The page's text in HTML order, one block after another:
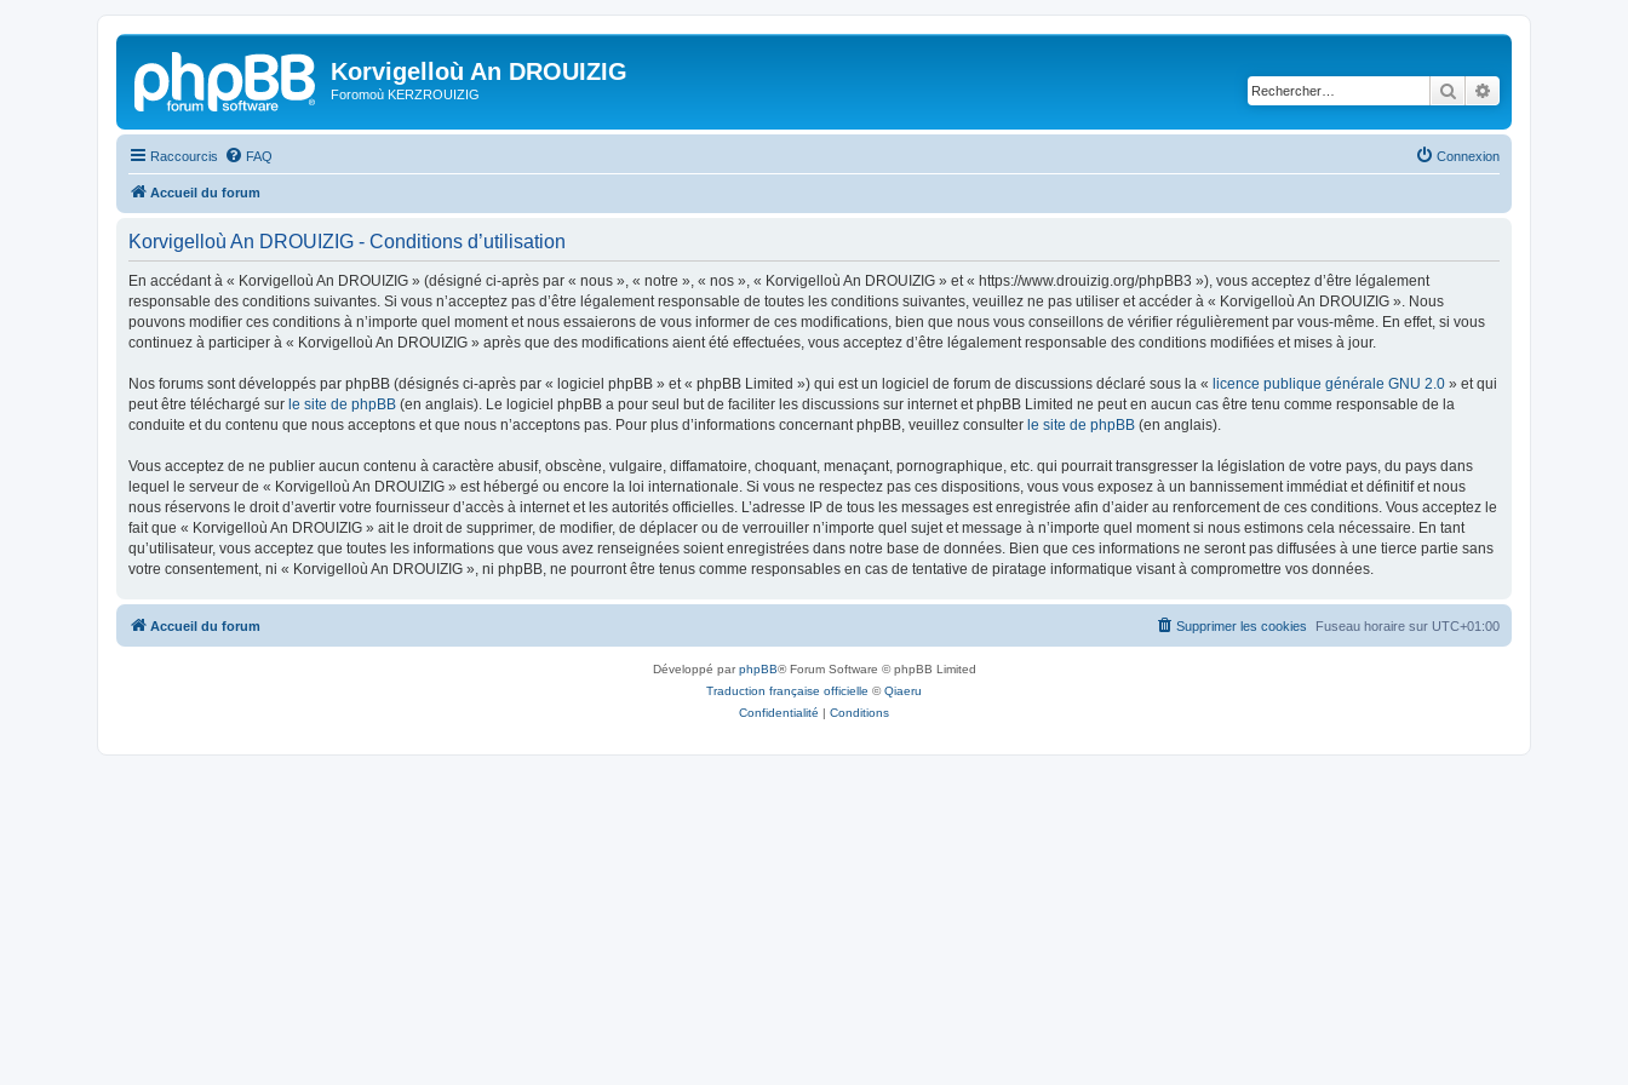
Korvigelloù An DROUIZIG
Foromoù KERZROUIZIG Rechercher
Raccourcis FAQ Connexion
Accueil du forum
Korvigelloù An DROUIZIG - Conditions d’utilisation
En accédant à « Korvigelloù An DROUIZIG » (désigné ci-après par « nous », « notre », « nos », « Korvigelloù An DROUIZIG » et « https://www.drouizig.org/phpBB3 »), vous acceptez d’être légalement
responsable des conditions suivantes. Si vous n’acceptez pas d’être légalement responsable de toutes les conditions suivantes, veuillez ne pas utiliser et accéder à « Korvigelloù An DROUIZIG ». Nous
pouvons modifier ces conditions à n’importe quel moment et nous essaierons de vous informer de ces modifications, bien que nous vous conseillons de vérifier régulièrement par vous-même. En effet, si vous
continuez à participer à « Korvigelloù An DROUIZIG » après que des modifications aient été effectuées, vous acceptez d’être légalement responsable des conditions modifiées et mises à jour.
Nos forums sont développés par phpBB (désignés ci-après par « logiciel phpBB » et « phpBB Limited ») qui est un logiciel de forum de discussions déclaré sous la « licence publique générale GNU 2.0 » et qui
peut être téléchargé sur le site de phpBB (en anglais). Le logiciel phpBB a pour seul but de faciliter les discussions sur internet et phpBB Limited ne peut en aucun cas être tenu comme responsable de la
conduite et du contenu que nous acceptons et que nous n’acceptons pas. Pour plus d’informations concernant phpBB, veuillez consulter le site de phpBB (en anglais).
Vous acceptez de ne publier aucun contenu à caractère abusif, obscène, vulgaire, diffamatoire, choquant, menaçant, pornographique, etc. qui pourrait transgresser la législation de votre pays, du pays dans
lequel le serveur de « Korvigelloù An DROUIZIG » est hébergé ou encore la loi internationale. Si vous ne respectez pas ces dispositions, vous vous exposez à un bannissement immédiat et définitif et nous
nous réservons le droit d’avertir votre fournisseur d’accès à internet et les autorités officielles. L’adresse IP de tous les messages est enregistrée afin d’aider au renforcement de ces conditions. Vous acceptez le
fait que « Korvigelloù An DROUIZIG » ait le droit de supprimer, de modifier, de déplacer ou de verrouiller n’importe quel sujet et message à n’importe quel moment si nous estimons cela nécessaire. En tant
qu’utilisateur, vous acceptez que toutes les informations que vous avez renseignées soient enregistrées dans notre base de données. Bien que ces informations ne seront pas diffusées à une tierce partie sans
votre consentement, ni « Korvigelloù An DROUIZIG », ni phpBB, ne pourront être tenus comme responsables en cas de tentative de piratage informatique visant à compromettre vos données.
Accueil du forum Fuseau horaire sur UTC+01:00
Supprimer les cookies
Développé parphpBB® Forum Software © phpBB Limited
Traduction française officielle ©Qiaeru
Confidentialité | Conditions